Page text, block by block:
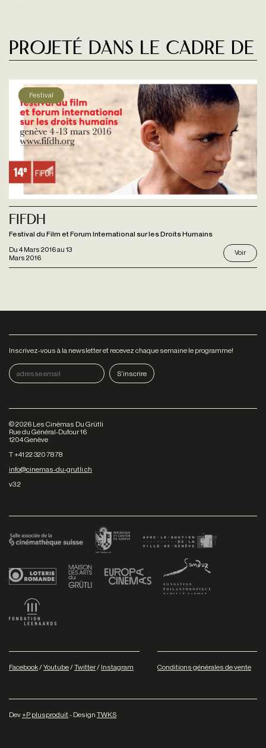
Projeté dans le cadre de
Festival
Du 4 Mars 2016au 13
Mars 2016
Fifdh
Festival du Film et Forum International sur les Droits Humains
Voir
Inscrivez-vous à la newsletter et recevez chaque semaine le programme!
©2026 Les Cinémas Du Grütli
Rue du Général-Dufour 16
1204 Genève
T +41 22 320 78 78
info@cinemas-du-grutli.ch
v3.2
Facebook/Youtube/Twitter/ Instagram Conditions générales de vente
Dev+P plusproduit- Design TWKS